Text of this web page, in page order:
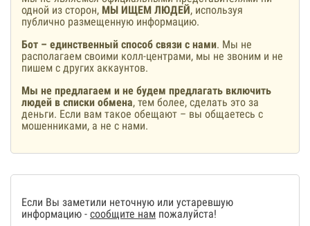
одной из сторон, МЫ ИЩЕМ ЛЮДЕЙ, используя
публично размещенную информацию.
Бот – единственный способ связи с нами. Мы не
располагаем своими колл-центрами, мы не звоним и не
пишем с других аккаунтов.
Мы не предлагаем и не будем предлагать включить
людей в списки обмена, тем более, сделать это за
деньги. Если вам такое обещают – вы общаетесь с
мошенниками, а не с нами.
Если Вы заметили неточную или устаревшую
информацию - сообщите нам пожалуйста!